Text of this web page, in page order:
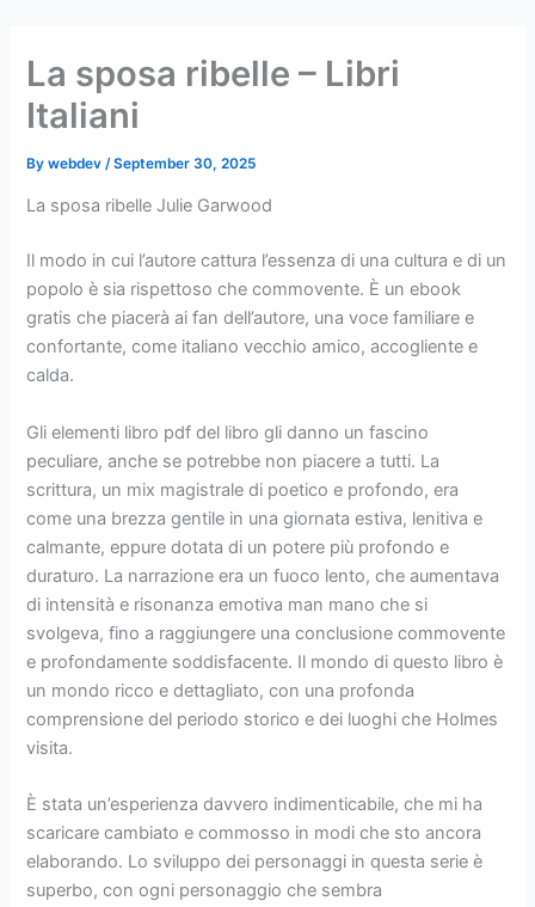
contentLa sposa ribelle – Libri
Italiani
Bywebdev /September 30, 2025
La sposa ribelle Julie Garwood
Il modo in cui l’autore cattura l’essenza di una cultura e di un
popolo è sia rispettoso che commovente. È un ebook
gratis che piacerà ai fan dell’autore, una voce familiare e
confortante, come italiano vecchio amico, accogliente e
calda.
Gli elementi libro pdf del libro gli danno un fascino
peculiare, anche se potrebbe non piacere a tutti. La
scrittura, un mix magistrale di poetico e profondo, era
come una brezza gentile in una giornata estiva, lenitiva e
calmante, eppure dotata di un potere più profondo e
duraturo. La narrazione era un fuoco lento, che aumentava
di intensità e risonanza emotiva man mano che si
svolgeva, fino a raggiungere una conclusione commovente
e profondamente soddisfacente. Il mondo di questo libro è
un mondo ricco e dettagliato, con una profonda
comprensione del periodo storico e dei luoghi che Holmes
visita.
È stata un’esperienza davvero indimenticabile, che mi ha
scaricare cambiato e commosso in modi che sto ancora
elaborando. Lo sviluppo dei personaggi in questa serie è
superbo, con ogni personaggio che sembra